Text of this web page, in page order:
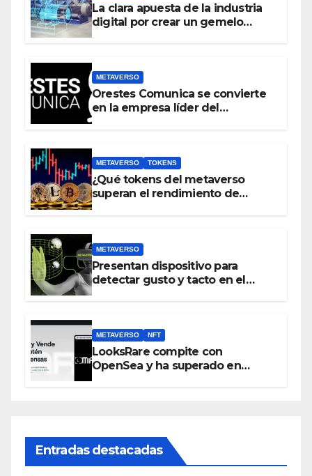
La clara apuesta de la industria
digital por crear un gemelo
METAVERSO
Orestes Comunica se convierte
en la empresa líder del
METAVERSO TOKENS
¿Qué tokens del metaverso
superan el rendimiento de
METAVERSO
Presentan dispositivo para
detectar gusto y tacto en el
METAVERSO NFT
LooksRare compite con
OpenSea y ha superado en
Entradas destacadas